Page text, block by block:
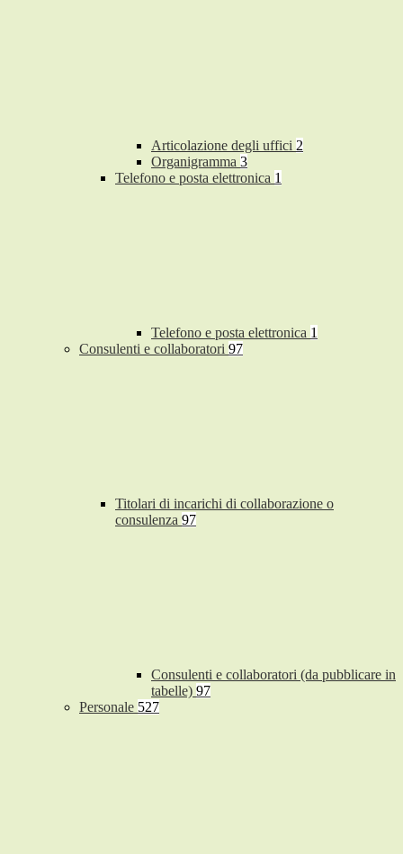
Articolazione degli uffici 2
Organigramma 3
Telefono e posta elettronica 1
Telefono e posta elettronica 1
Consulenti e collaboratori 97
Titolari di incarichi di collaborazione o
consulenza 97
Consulenti e collaboratori (da pubblicare in
tabelle) 97
Personale 527